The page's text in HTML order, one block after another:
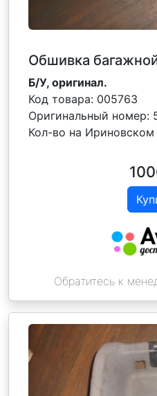
Обшивка
Б/У, оригинал.
Код товара: 005763
Оригинальный номер:
Кол-во на
Обратитесь к